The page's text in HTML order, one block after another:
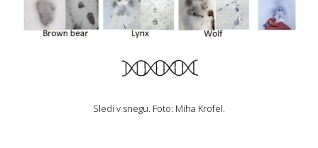
Sledi v snegu. Foto: Miha Krofel.